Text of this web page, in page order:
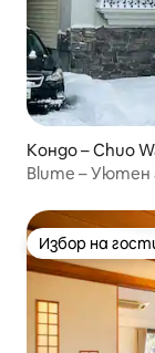
Кондо – Chuo
Blume –
Избор на
Избор на